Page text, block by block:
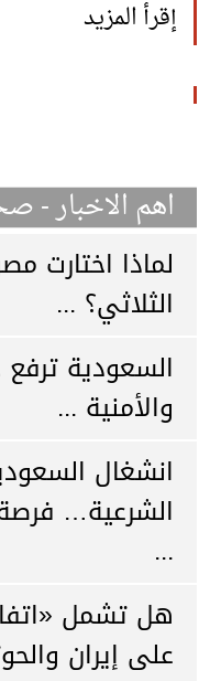
إقرأ المزيد
اهم الاخبار -
لماذا اختارت
الثلاثي؟ ...
السعودية
والأمنية ...
انشغال
الشرعية…
...
هل تشمل
على إيران